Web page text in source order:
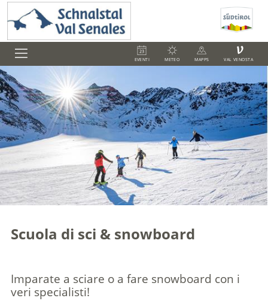
EVENTI METEO MAPPS
V
VAL VENOSTA
Scuola di sci & snowboard
Imparate a sciare o a fare snowboard con i
veri specialisti!